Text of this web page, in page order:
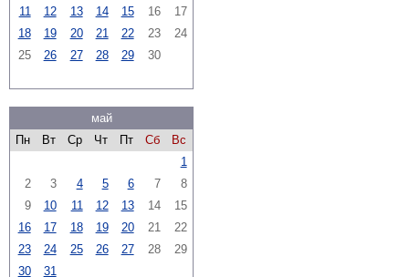
11
12 13 14 15 16
17
18
19 20 21 22 23
24
25
26 27 28 29 30
май
Пн
Вт Ср Чт Пт Сб
Вс
1
2
3 4 5 6 7
8
9
10 11 12 13 14
15
16
17 18 19 20 21
22
23
24 25 26 27 28
29
30
31